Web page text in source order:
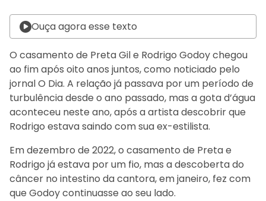
Ouça agora esse texto
O casamento de Preta Gil e Rodrigo Godoy chegou
ao fim após oito anos juntos, como noticiado pelo
jornal O Dia. A relação já passava por um período de
turbulência desde o ano passado, mas a gota d’água
aconteceu neste ano, após a artista descobrir que
Rodrigo estava saindo com sua ex-estilista.
Em dezembro de 2022, o casamento de Preta e
Rodrigo já estava por um fio, mas a descoberta do
câncer no intestino da cantora, em janeiro, fez com
que Godoy continuasse ao seu lado.